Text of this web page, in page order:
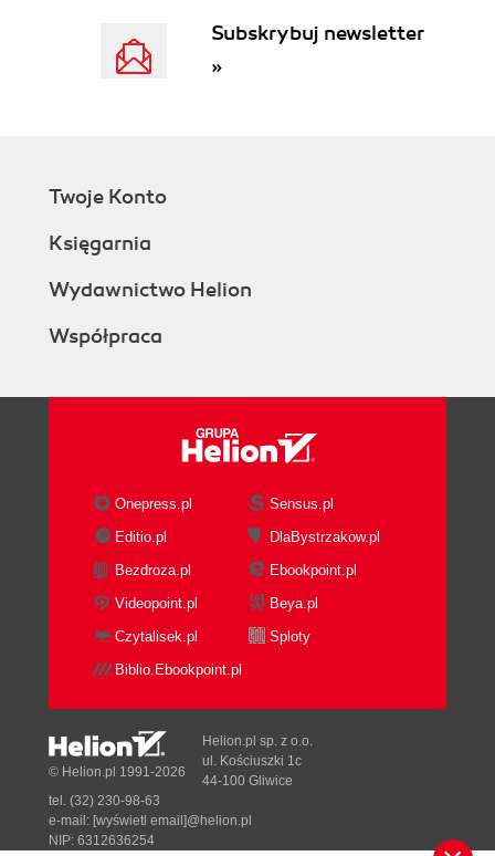
Subskrybuj newsletter
»
Twoje Konto
Księgarnia
Wydawnictwo Helion
Współpraca
Onepress.pl
Sensus.pl
Editio.pl
DlaBystrzakow.pl
Bezdroza.pl
Ebookpoint.pl
Videopoint.pl
Beya.pl
Czytalisek.pl
Sploty
Biblio.Ebookpoint.pl
© Helion.pl 1991-2026
Helion.pl sp. z o.o.
ul. Kościuszki 1c
44-100 Gliwice
tel. (32) 230-98-63
e-mail: [wyświetl email]@helion.pl
NIP: 6312636254